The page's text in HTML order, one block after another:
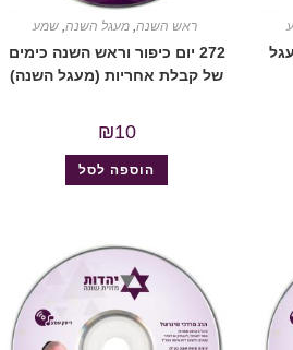
ראש השנה, מעגל השנה, שמע
272 יום כיפור וראש השנה כימים
של קבלת אחריות (מעגל השנה)
₪10
הוספה לסל